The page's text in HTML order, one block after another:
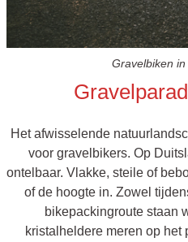
‍Gravelbiken
Het afwisselende
voor gravelbikers. Op
ontelbaar. Vlakke, steile of
of de hoogte in. Zowel
bikepackingroute staan
kristalheldere meren op het